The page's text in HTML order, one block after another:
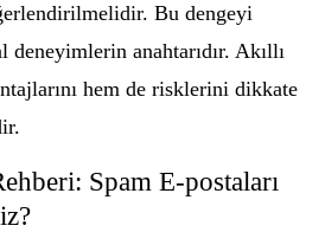
Bu dengeyi
anahtarıdır. Akıllı
hem de risklerini dikkate
Spam E-postaları